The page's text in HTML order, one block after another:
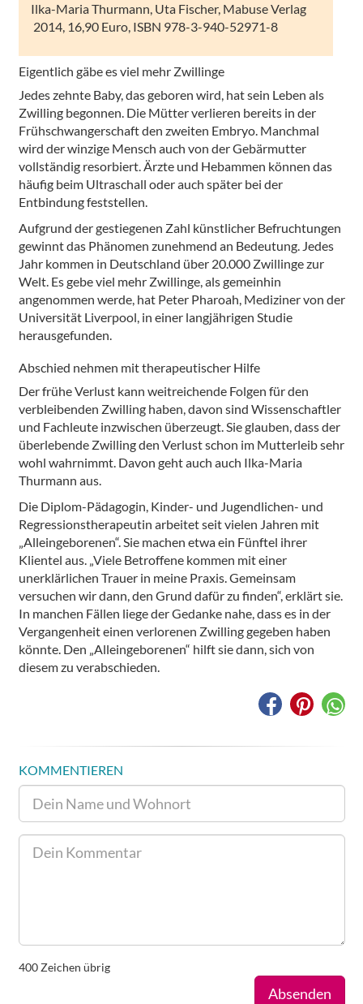
Ilka-Maria Thurmann, Uta Fischer, Mabuse Verlag
2014, 16,90 Euro, ISBN 978-3-940-52971-8
Eigentlich gäbe es viel mehr Zwillinge
Jedes zehnte Baby, das geboren wird, hat sein Leben als
Zwilling begonnen. Die Mütter verlieren bereits in der
Frühschwangerschaft den zweiten Embryo. Manchmal
wird der winzige Mensch auch von der Gebärmutter
vollständig resorbiert. Ärzte und Hebammen können das
häufig beim Ultraschall oder auch später bei der
Entbindung feststellen.
Aufgrund der gestiegenen Zahl künstlicher Befruchtungen
gewinnt das Phänomen zunehmend an Bedeutung. Jedes
Jahr kommen in Deutschland über 20.000 Zwillinge zur
Welt. Es gebe viel mehr Zwillinge, als gemeinhin
angenommen werde, hat Peter Pharoah, Mediziner von der
Universität Liverpool, in einer langjährigen Studie
herausgefunden.
Abschied nehmen mit therapeutischer Hilfe
Der frühe Verlust kann weitreichende Folgen für den
verbleibenden Zwilling haben, davon sind Wissenschaftler
und Fachleute inzwischen überzeugt. Sie glauben, dass der
überlebende Zwilling den Verlust schon im Mutterleib sehr
wohl wahrnimmt. Davon geht auch auch Ilka-Maria
Thurmann aus.
Die Diplom-Pädagogin, Kinder- und Jugendlichen- und
Regressionstherapeutin arbeitet seit vielen Jahren mit
„Alleingeborenen“. Sie machen etwa ein Fünftel ihrer
Klientel aus. „Viele Betroffene kommen mit einer
unerklärlichen Trauer in meine Praxis. Gemeinsam
versuchen wir dann, den Grund dafür zu finden“, erklärt sie.
In manchen Fällen liege der Gedanke nahe, dass es in der
Vergangenheit einen verlorenen Zwilling gegeben haben
könnte. Den „Alleingeborenen“ hilft sie dann, sich von
diesem zu verabschieden.
KOMMENTIEREN
400 Zeichen übrig
Absenden